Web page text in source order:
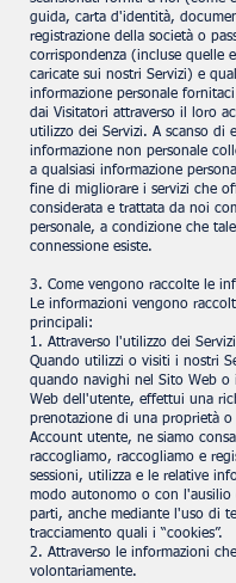
guida, carta d'identità,
registrazione della società o
corrispondenza (incluse quelle
caricate sui nostri Servizi) e
informazione personale
dai Visitatori attraverso il loro
utilizzo dei Servizi. A scanso di
informazione non personale
a qualsiasi informazione
fine di migliorare i servizi che
considerata e trattata da noi
personale, a condizione che
connessione esiste.
3. Come vengono raccolte le
Le informazioni vengono
principali:
1. Attraverso l'utilizzo dei
Quando utilizzi o visiti i nostri
quando navighi nel Sito Web o
Web dell'utente, effettui una
prenotazione di una proprietà o
Account utente, ne siamo
raccogliamo, raccogliamo e
sessioni, utilizza e le relative
modo autonomo o con l'ausilio
parti, anche mediante l'uso di
tracciamento quali i “cookies”.
2. Attraverso le informazioni
volontariamente.